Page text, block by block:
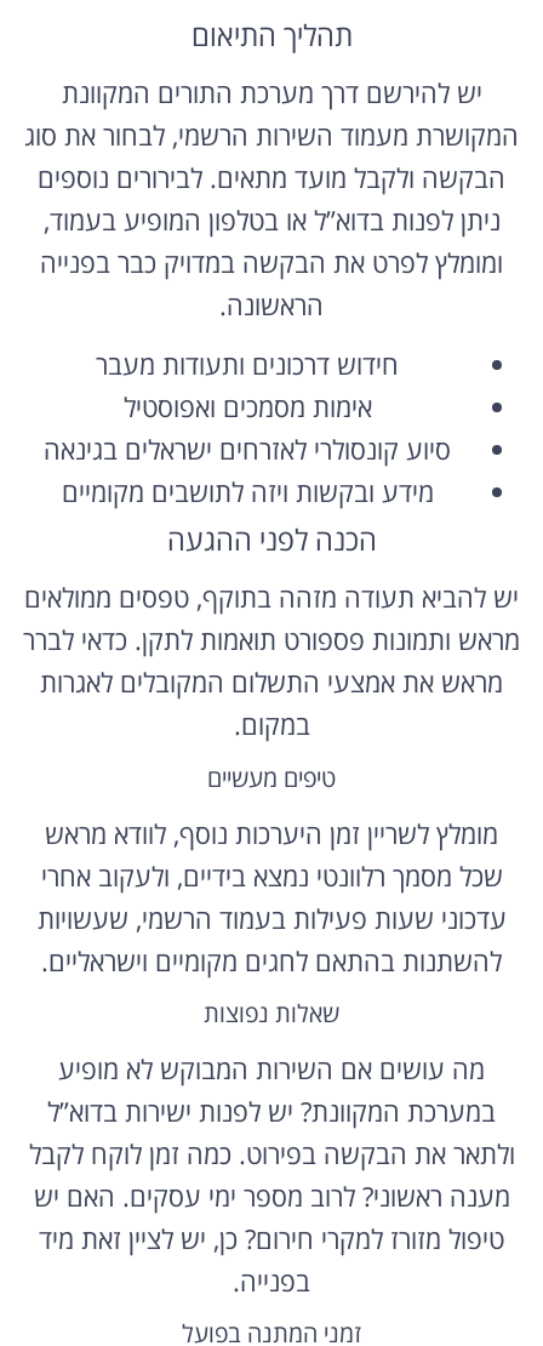
תהליך התיאום
יש להירשם דרך מערכת התורים המקוונת
המקושרת מעמוד השירות הרשמי, לבחור את סוג
הבקשה ולקבל מועד מתאים. לבירורים נוספים
ניתן לפנות בדוא”ל או בטלפון המופיע בעמוד,
ומומלץ לפרט את הבקשה במדויק כבר בפנייה
הראשונה.
חידוש דרכונים ותעודות מעבר
אימות מסמכים ואפוסטיל
סיוע קונסולרי לאזרחים ישראלים בגינאה
מידע ובקשות ויזה לתושבים מקומיים
הכנה לפני ההגעה
יש להביא תעודה מזהה בתוקף, טפסים ממולאים
מראש ותמונות פספורט תואמות לתקן. כדאי לברר
מראש את אמצעי התשלום המקובלים לאגרות
במקום.
טיפים מעשיים
מומלץ לשריין זמן היערכות נוסף, לוודא מראש
שכל מסמך רלוונטי נמצא בידיים, ולעקוב אחרי
עדכוני שעות פעילות בעמוד הרשמי, שעשויות
להשתנות בהתאם לחגים מקומיים וישראליים.
שאלות נפוצות
מה עושים אם השירות המבוקש לא מופיע
במערכת המקוונת? יש לפנות ישירות בדוא”ל
ולתאר את הבקשה בפירוט. כמה זמן לוקח לקבל
מענה ראשוני? לרוב מספר ימי עסקים. האם יש
טיפול מזורז למקרי חירום? כן, יש לציין זאת מיד
בפנייה.
זמני המתנה בפועל